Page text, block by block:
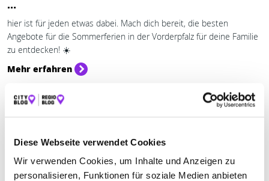
Diese Webseite verwendet Cookies
Wir verwenden Cookies, um Inhalte und Anzeigen zu
personalisieren, Funktionen für soziale Medien anbieten
…
hier ist für jeden etwas dabei. Mach dich bereit, die besten
Angebote für die Sommerferien in der Vorderpfalz für deine Familie
zu entdecken! ☀️
Mehr erfahren